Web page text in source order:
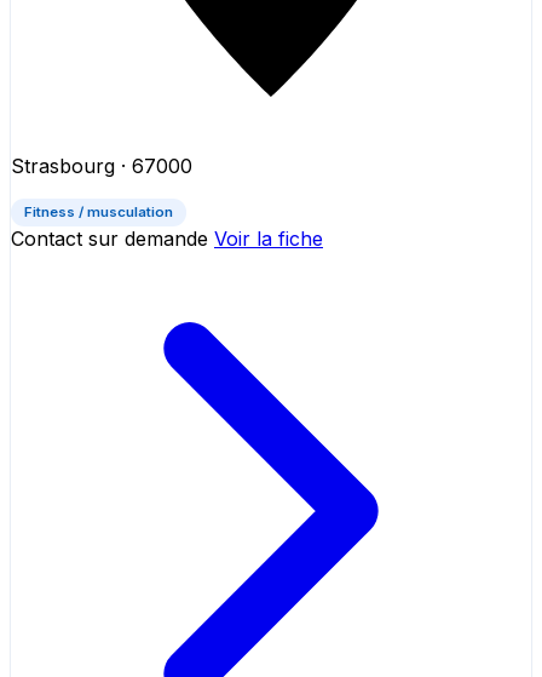
Strasbourg · 67000
Fitness / musculation
Contact sur demande Voir la fiche